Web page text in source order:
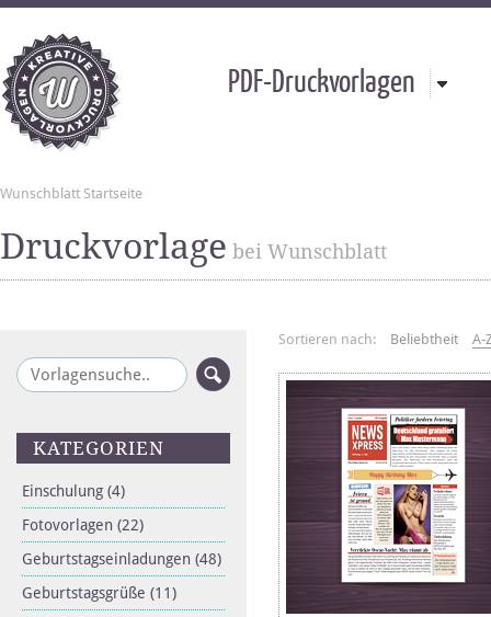
PDF-Druckvorlagen
Wunschblatt Startseite
Druckvorlage bei Wunschblatt
KATEGORIEN
Einschulung (4)
Fotovorlagen (22)
Geburtstagseinladungen (48)
Geburtstagsgrüße (11)
Sortieren nach: Beliebtheit A-